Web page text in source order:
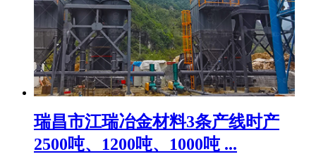
瑞昌市江瑞冶金材料3条产线时产
2500吨、1200吨、1000吨 ...